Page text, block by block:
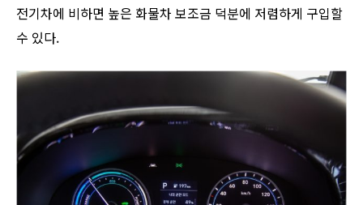
전기차에 비하면 높은 화물차 보조금 덕분에 저렴하게 구입할
수 있다.